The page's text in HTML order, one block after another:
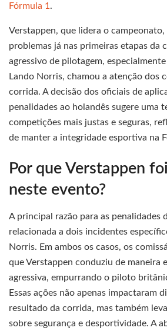
Fórmula 1 .
Verstappen, que lidera o
problemas já nas primeiras etapas da
agressivo de pilotagem,
Lando Norris, chamou a atenção dos
corrida. A decisão dos oficiais de
penalidades ao holandês sugere uma
competições mais justas e seguras,
de manter a integridade esportiva na
Por que Verstappen
neste evento?
A principal razão para as penalidades
relacionada a dois incidentes
Norris. Em ambos os casos, os
que Verstappen conduziu de maneira
agressiva, empurrando o piloto
Essas ações não apenas impactaram
resultado da corrida, mas também
sobre segurança e desportividade. A